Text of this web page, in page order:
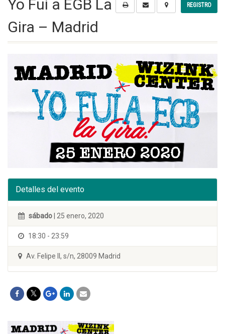
REGISTRO
Yo Fui a EGB La
Gira – Madrid
Detalles del evento
sábado | 25 enero, 2020
18:30 - 23:59
Av. Felipe II, s/n, 28009 Madrid